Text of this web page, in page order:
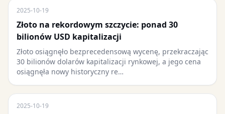
2025-10-19
Złoto na rekordowym szczycie: ponad 30
bilionów USD kapitalizacji
Złoto osiągnęło bezprecedensową wycenę, przekraczając
30 bilionów dolarów kapitalizacji rynkowej, a jego cena
osiągnęła nowy historyczny re…
2025-10-19